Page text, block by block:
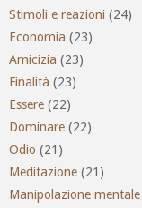
Stimoli e reazioni (24)
Economia (23)
Amicizia (23)
Finalità (23)
Essere (22)
Dominare (22)
Odio (21)
Meditazione (21)
Manipolazione mentale